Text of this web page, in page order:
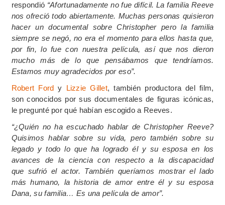
respondió “Afortunadamente no fue difícil. La familia Reeve
nos ofreció todo abiertamente. Muchas personas quisieron
hacer un documental sobre Christopher pero la familia
siempre se negó, no era el momento para ellos hasta que,
por fin, lo fue con nuestra película, así que nos dieron
mucho más de lo que pensábamos que tendríamos.
Estamos muy agradecidos por eso”.
Robert Ford y Lizzie Gillet, también productora del film,
son conocidos por sus documentales de figuras icónicas,
le pregunté por qué habían escogido a Reeves.
“¿Quién no ha escuchado hablar de Christopher Reeve?
Quisimos hablar sobre su vida, pero también sobre su
legado y todo lo que ha logrado él y su esposa en los
avances de la ciencia con respecto a la discapacidad
que sufrió el actor. También queríamos mostrar el lado
más humano, la historia de amor entre él y su esposa
Dana, su familia… Es una película de amor”.